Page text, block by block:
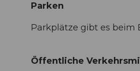
Parken
Parkplätze gibt es beim
Öffentliche